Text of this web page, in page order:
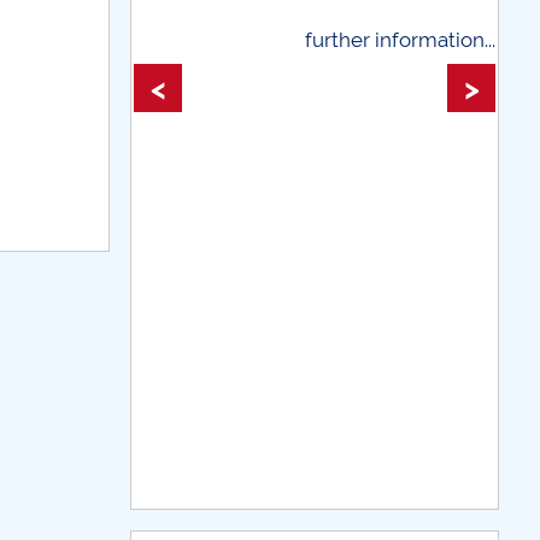
further information...
< >